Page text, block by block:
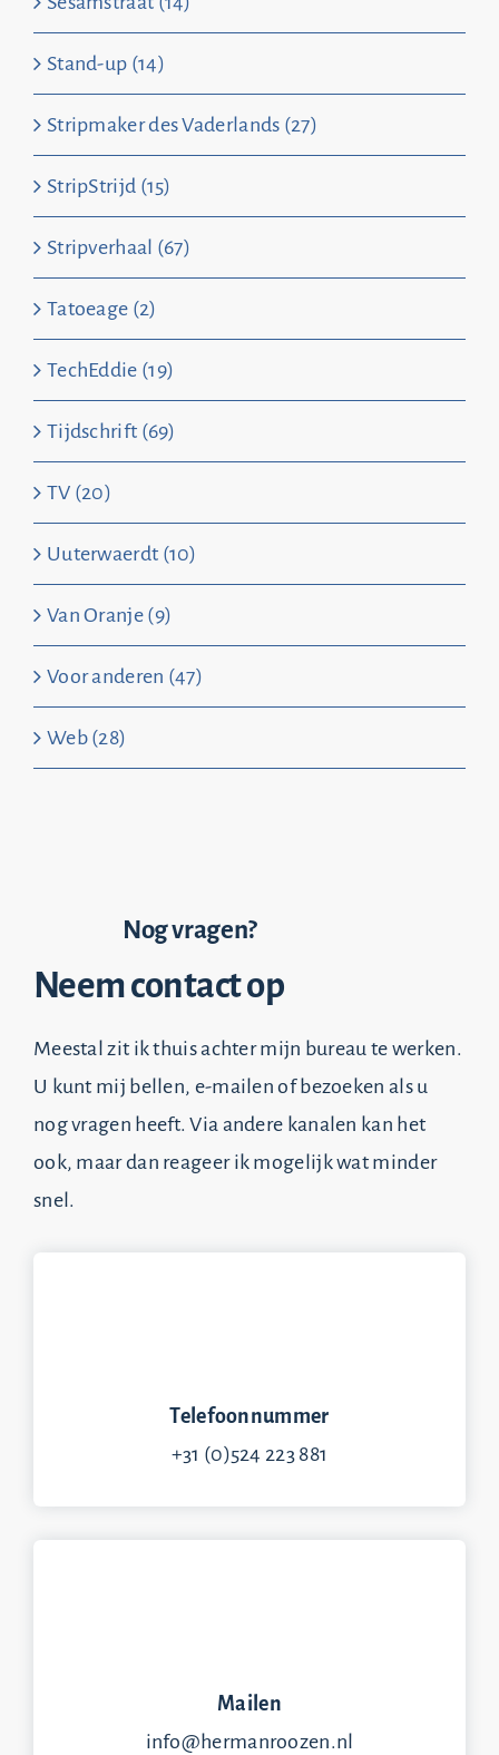
Stand-up (14)
Stripmaker des Vaderlands (27)
StripStrijd (15)
Stripverhaal (67)
Tatoeage (2)
TechEddie (19)
Tijdschrift (69)
TV (20)
Uuterwaerdt (10)
Van Oranje (9)
Voor anderen (47)
Web (28)
Nog vragen?
Neem contact op
Meestal zit ik thuis achter mijn bureau te werken.
U kunt mij bellen, e-mailen of bezoeken als u
nog vragen heeft. Via andere kanalen kan het
ook, maar dan reageer ik mogelijk wat minder
snel.
Telefoonnummer
+31 (0)524 223 881
Mailen
info@hermanroozen.nl